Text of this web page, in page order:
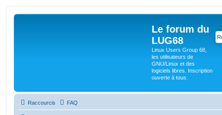
Le forum du
LUG68
Linux Users Group 68,
les utilisateurs de
GNU/Linux et des
logiciels libres. Inscription
ouverte à tous.
Raccourcis FAQ